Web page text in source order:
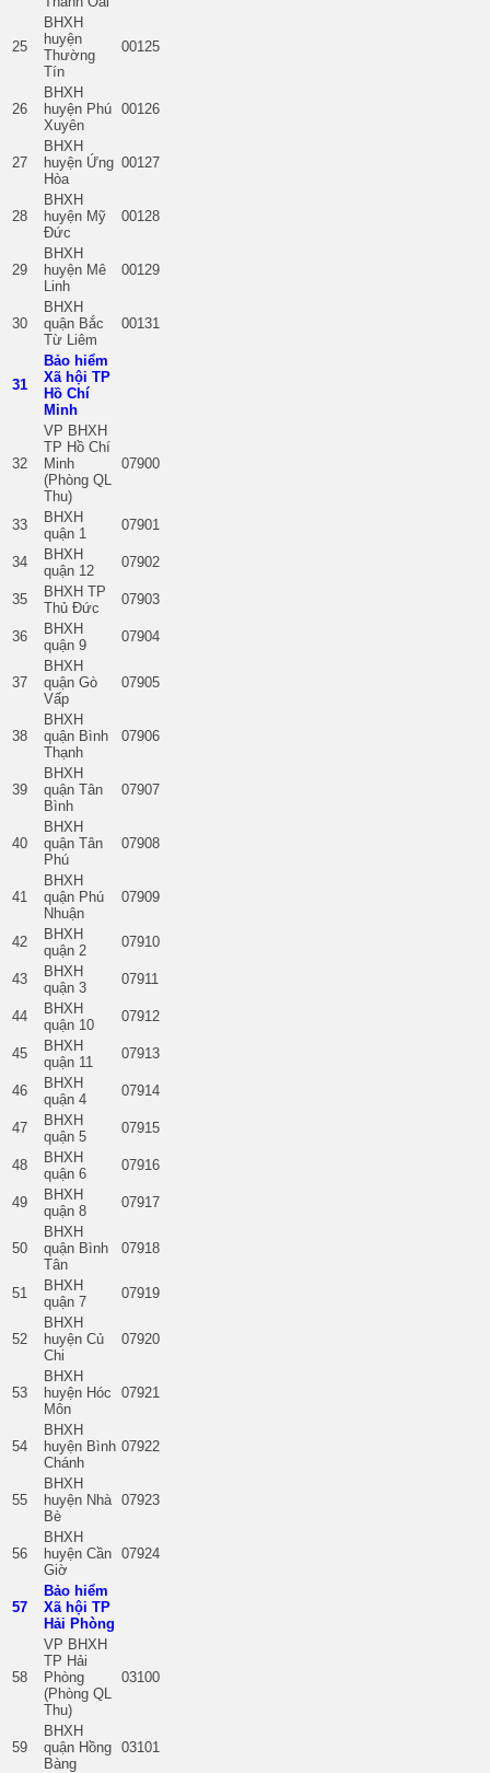
25
BHXH
huyện
Thường
Tín
00125
26
BHXH
huyện Phú
Xuyên
00126
27
BHXH
huyện Ứng
Hòa
00127
28
BHXH
huyện Mỹ
Đức
00128
29
BHXH
huyện Mê
Linh
00129
30
BHXH
quận Bắc
Từ Liêm
00131
31
Bảo hiểm
Xã hội TP
Hồ Chí
Minh
32
VP BHXH
TP Hồ Chí
Minh
(Phòng QL
Thu)
07900
33
BHXH
quận 1
07901
34
BHXH
quận 12
07902
35
BHXH TP
Thủ Đức
07903
36
BHXH
quận 9
07904
37
BHXH
quận Gò
Vấp
07905
38
BHXH
quận Bình
Thạnh
07906
39
BHXH
quận Tân
Bình
07907
40
BHXH
quận Tân
Phú
07908
41
BHXH
quận Phú
Nhuận
07909
42
BHXH
quận 2
07910
43
BHXH
quận 3
07911
44
BHXH
quận 10
07912
45
BHXH
quận 11
07913
46
BHXH
quận 4
07914
47
BHXH
quận 5
07915
48
BHXH
quận 6
07916
49
BHXH
quận 8
07917
50
BHXH
quận Bình
Tân
07918
51
BHXH
quận 7
07919
52
BHXH
huyện Củ
Chi
07920
53
BHXH
huyện Hóc
Môn
07921
54
BHXH
huyện Bình
Chánh
07922
55
BHXH
huyện Nhà
Bè
07923
56
BHXH
huyện Cần
Giờ
07924
57
Bảo hiểm
Xã hội TP
Hải Phòng
58
VP BHXH
TP Hải
Phòng
(Phòng QL
Thu)
03100
59
BHXH
quận Hồng
Bàng
03101